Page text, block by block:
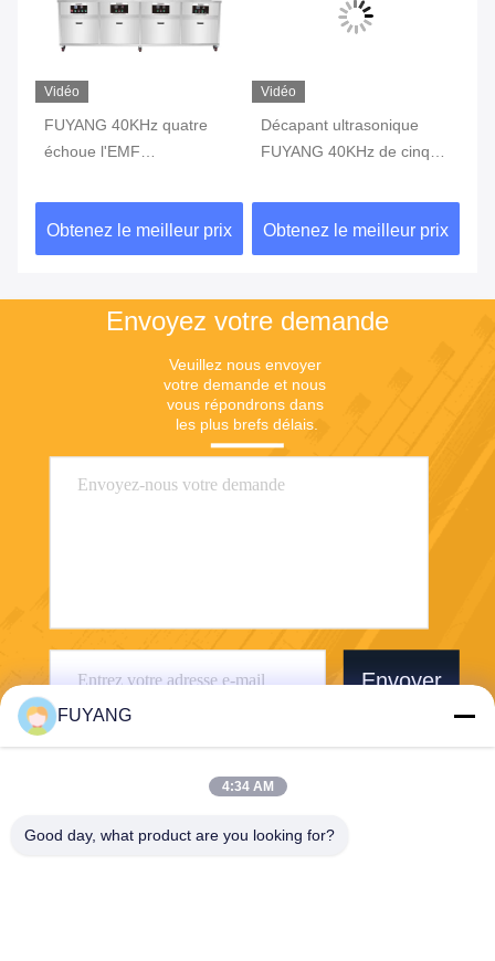
Vidéo
FUYANG 40KHz quatre
échoue l'EMF
nettoyage ultrasonique
pour des pièces d'auto
Obtenez le meilleur prix
Vidéo
Décapant ultrasonique
FUYANG 40KHz de cinq
d'EMF
Obtenez le meilleur prix
Envoyez votre demande
Veuillez nous envoyer
votre demande et nous
vous répondrons dans
les plus brefs délais.
Envoyer
Shenzhen FUYANG Technology Group Co.
FUYANG
4:34 AM
Good day, what product are you looking for?